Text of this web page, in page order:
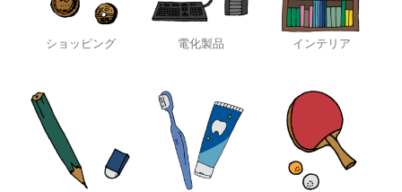
ショッピング 電化製品 インテリア